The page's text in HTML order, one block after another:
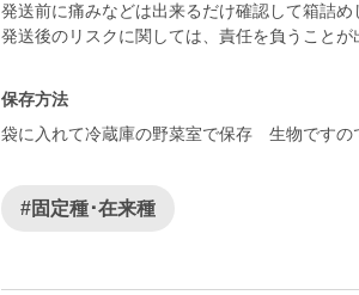
発送前に痛みなどは出来るだけ確認して箱詰め
発送後のリスクに関しては、責任を負うことが
保存方法
袋に入れて冷蔵庫の野菜室で保存 生物ですの
#固定種･在来種